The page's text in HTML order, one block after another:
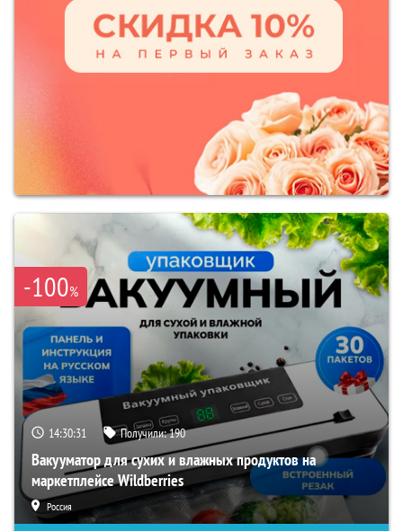
-100%
14:30:30 Получили:190
Вакууматор для сухих и влажных продуктов на
маркетплейсе Wildberries
Россия